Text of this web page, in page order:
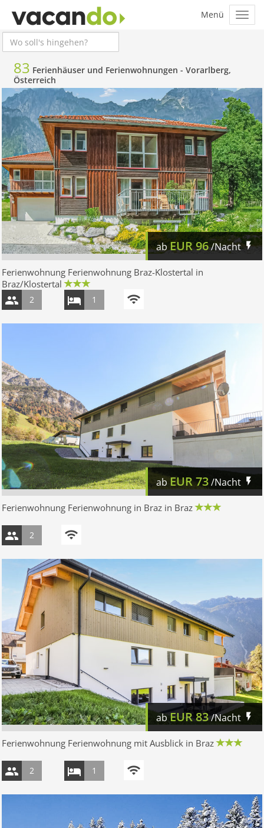
83 Ferienhäuser und Ferienwohnungen - Vorarlberg,
Österreich
abEUR96/Nacht
Ferienwohnung Ferienwohnung Braz-Klostertal in
Braz/Klostertal
2 1
ab EUR73/Nacht
Ferienwohnung Ferienwohnung in Braz in Braz
2
abEUR83/Nacht
Ferienwohnung Ferienwohnung mit Ausblick in Braz
2 1